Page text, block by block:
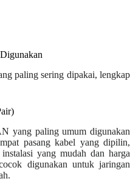
paling sering dipakai, lengkap
yang paling umum digunakan
pasang kabel yang dipilin,
yang mudah dan harga
digunakan untuk jaringan